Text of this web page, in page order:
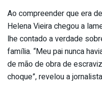
Ao compreender que era
Helena Vieira chegou a
lhe contado a verdade
família. “Meu pai nunca
de mão de obra de
choque”, revelou a